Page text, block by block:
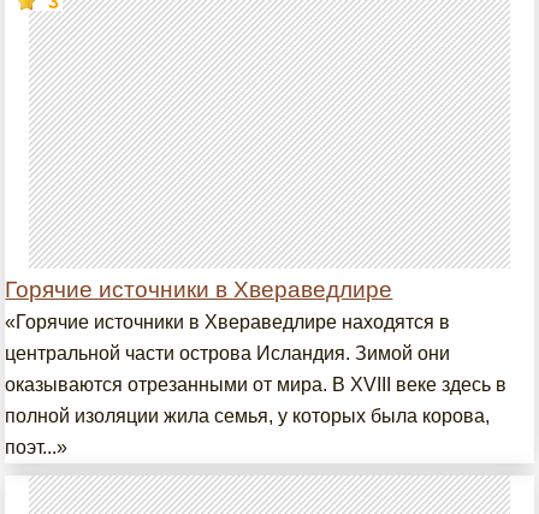
Горячие источники в Хвераведлире
«Горячие источники в Хвераведлире находятся в
центральной части острова Исландия. Зимой они
оказываются отрезанными от мира. В XVIII веке здесь в
полной изоляции жила семья, у которых была корова,
поэт...»